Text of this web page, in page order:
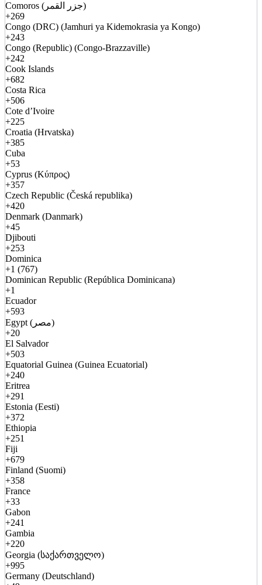
Comoros (جزر القمر)
+269
Congo (DRC) (Jamhuri ya Kidemokrasia ya Kongo)
+243
Congo (Republic) (Congo-Brazzaville)
+242
Cook Islands
+682
Costa Rica
+506
Cote d’Ivoire
+225
Croatia (Hrvatska)
+385
Cuba
+53
Cyprus (Κύπρος)
+357
Czech Republic (Česká republika)
+420
Denmark (Danmark)
+45
Djibouti
+253
Dominica
+1 (767)
Dominican Republic (República Dominicana)
+1
Ecuador
+593
Egypt (مصر)
+20
El Salvador
+503
Equatorial Guinea (Guinea Ecuatorial)
+240
Eritrea
+291
Estonia (Eesti)
+372
Ethiopia
+251
Fiji
+679
Finland (Suomi)
+358
France
+33
Gabon
+241
Gambia
+220
Georgia (საქართველო)
+995
Germany (Deutschland)